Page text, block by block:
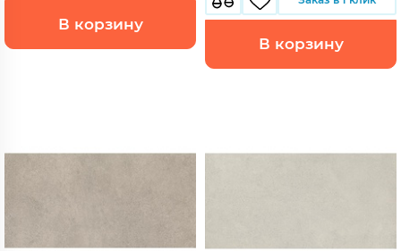
В корзину
В корзину